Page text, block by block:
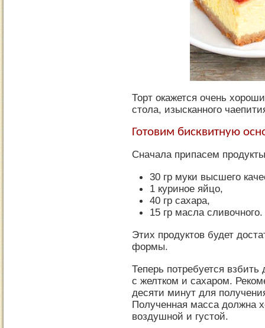
Торт окажется очень
стола, изысканного
Готовим бисквитную
Сначала припасем
30 гр муки высшего
1 куриное яйцо,
40 гр сахара,
15 гр масла сливочного.
Этих продуктов будет
формы.
Теперь потребуется
с желтком и сахаром.
десяти минут для
Полученная масса должна
воздушной и густой.